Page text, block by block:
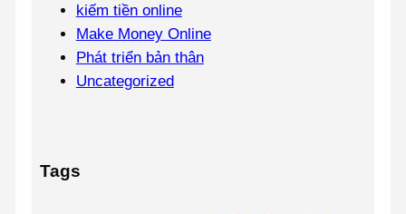
kiếm tiền online
Make Money Online
Phát triển bản thân
Uncategorized
Tags